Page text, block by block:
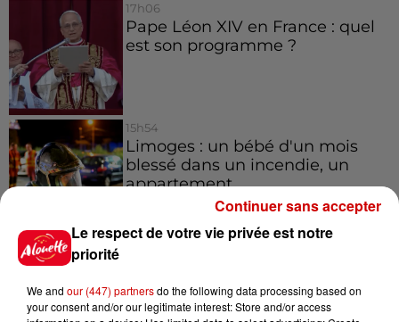
17h06
Pape Léon XIV en France : quel
est son programme ?
15h54
Limoges : un bébé d'un mois
blessé dans un incendie, un
appartement...
meilleurs spots d'observation
du...
Le respect de votre vie privée est notre
priorité
We and our (447) partnersdo the following data processing based on
your consent and/or our legitimate interest: Store and/or access
Continuer sans accepter